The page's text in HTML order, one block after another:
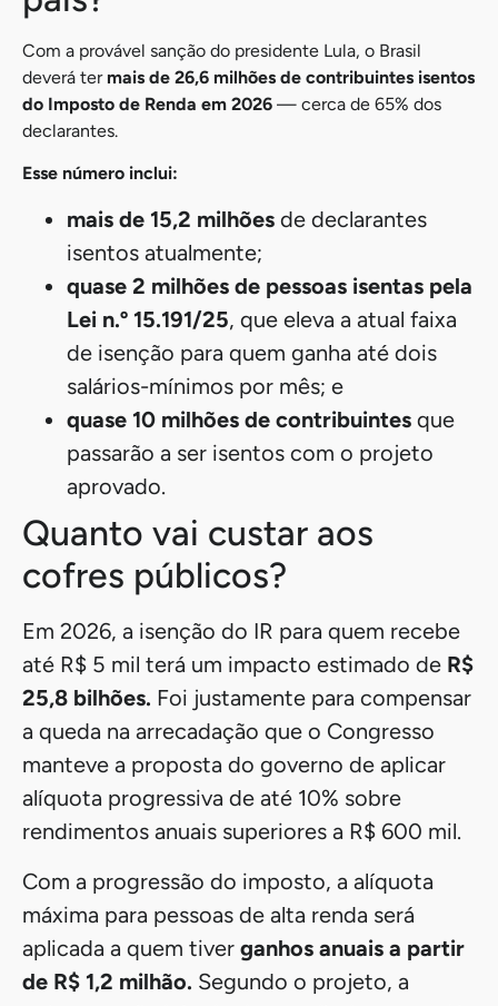
A ampliação da faixa de isenção do IR foi uma promessa
de campanha do presidente Lula. O projeto deveincluir
cerca de 10 milhões de contribuintes na lista de isentos a
partir de 2026, ano de eleições
A proposta foiapresentada pelo governo em março deste
até o fim de 2025, para que a nova isenção entre em
vigor já em 2026.
A proximidade do prazo para concluir a análise foi um dos
fatores que levaram o relator da proposta no
Senado,Renan Calheiros(MDB-AL), a não fazer
mudanças no conteúdo do projeto aprovado pela Câmara
Qual o total de isentos no
país?
Com a provável sanção do presidente Lula, o Brasil
deverá termais de 26,6 milhões de contribuintes isentos
declarantes.
Esse número inclui:
mais de 15,2 milhões
de declarantes
isentos atualmente;
quase 2 milhões de pessoas isentas pela
Lei n.º 15.191/25
, que eleva a atual faixa
de isenção para quem ganha até dois
salários-mínimos por mês; e
quase 10 milhões de contribuintesque
passarão a ser isentos com o projeto
aprovado.